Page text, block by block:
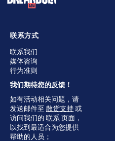
联系方式
联系我们
媒体咨询
行为准则
我们期待您的反馈！
如有活动相关问题，请
发送邮件至 散货支持或
访问我们的 联系 页面，
以找到最适合为您提供
帮助的人员；